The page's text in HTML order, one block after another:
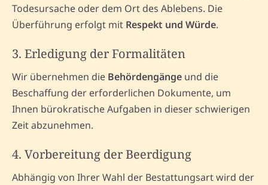
Todesursache oder dem Ort des Ablebens. Die
Überführung erfolgt mit Respekt und Würde.
3. Erledigung der Formalitäten
Wir übernehmen die Behördengänge und die
Beschaffung der erforderlichen Dokumente, um
Ihnen bürokratische Aufgaben in dieser schwierigen
Zeit abzunehmen.
4. Vorbereitung der Beerdigung
Abhängig von Ihrer Wahl der Bestattungsart wird der